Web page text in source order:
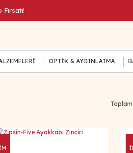
OPTİK & AYDINLATMA